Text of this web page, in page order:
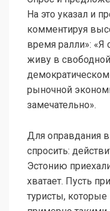
На это указал и
комментируя
время ралли»: «Я
живу в
рыночной
замечательно».
Для оправдания
спросить:
Эстонию
хватает. Пусть
туристы,